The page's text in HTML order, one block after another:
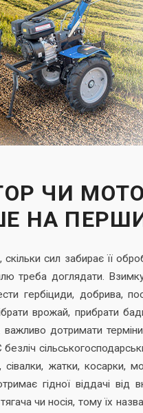
ЧИ
НА
сил забирає її
треба доглядати.
гербіциди, добрива,
врожай, прибрати
дотримати терміни
сівалки, жатки, косарки,
гідної віддачі від
чи носія, тому їх